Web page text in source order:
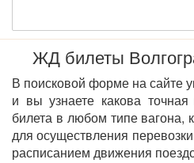
ЖД билеты
В поисковой форме на сайте
и вы узнаете какова
билета в любом типе вагона,
для осуществления
расписанием движения